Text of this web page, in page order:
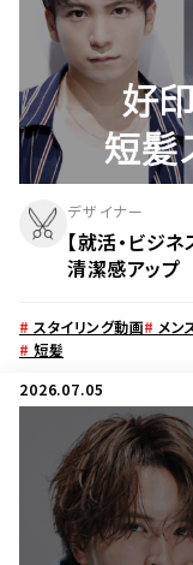
デザイナー
【就活・ビジ
清潔感アップ
# スタイリング動画# メン
# 短髪
2026.07.05